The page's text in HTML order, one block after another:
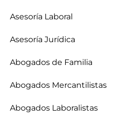
Asesoría Laboral
Asesoría Jurídica
Abogados de Familia
Abogados Mercantilistas
Abogados Laboralistas